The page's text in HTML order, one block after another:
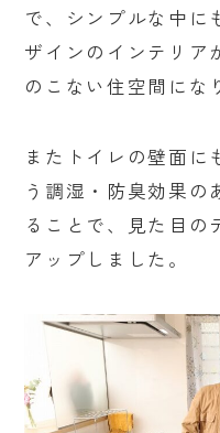
で、シンプルな中に
ザインのインテリア
のこない住空間にな
またトイレの壁面に
う調湿・防臭効果の
ることで、見た目の
アップしました。